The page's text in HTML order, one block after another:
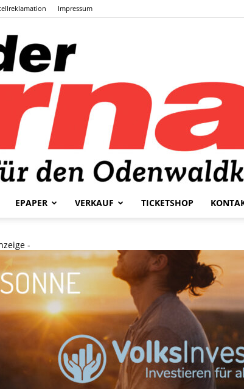
Impressum
EPAPER VERKAUF TICKETSHOP
-